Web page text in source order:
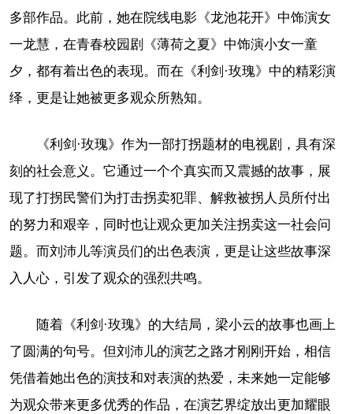
多部作品。此前，她在院线电影《龙池花开》中饰演女
一龙慧，在青春校园剧《薄荷之夏》中饰演小女一童
夕，都有着出色的表现。而在《利剑·玫瑰》中的精彩演
绎，更是让她被更多观众所熟知。
《利剑·玫瑰》作为一部打拐题材的电视剧，具有深
刻的社会意义。它通过一个个真实而又震撼的故事，展
现了打拐民警们为打击拐卖犯罪、解救被拐人员所付出
的努力和艰辛，同时也让观众更加关注拐卖这一社会问
题。而刘沛儿等演员们的出色表演，更是让这些故事深
入人心，引发了观众的强烈共鸣。
随着《利剑·玫瑰》的大结局，梁小云的故事也画上
了圆满的句号。但刘沛儿的演艺之路才刚刚开始，相信
凭借着她出色的演技和对表演的热爱，未来她一定能够
为观众带来更多优秀的作品，在演艺界绽放出更加耀眼